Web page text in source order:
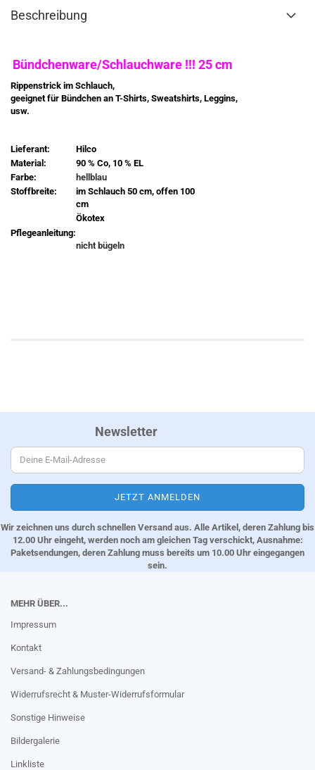
Beschreibung
Bündchenware/Schlauchware !!! 25 cm
Rippenstrick im Schlauch,
geeignet für Bündchen an T-Shirts, Sweatshirts, Leggins,
usw.
Lieferant:
Hilco
Material:
90 % Co, 10 % EL
Farbe:
hellblau
Stoffbreite:
im Schlauch 50 cm, offen 100
cm
Ökotex
Pflegeanleitung:
nicht bügeln
Newsletter
Wir zeichnen uns durch schnellen Versand aus. Alle Artikel, deren Zahlung bis
12.00 Uhr eingeht, werden noch am gleichen Tag verschickt, Ausnahme:
Paketsendungen, deren Zahlung muss bereits um 10.00 Uhr eingegangen
sein.
MEHR ÜBER...
Impressum
Kontakt
Versand- & Zahlungsbedingungen
Widerrufsrecht & Muster-Widerrufsformular
Sonstige Hinweise
Bildergalerie
Linkliste